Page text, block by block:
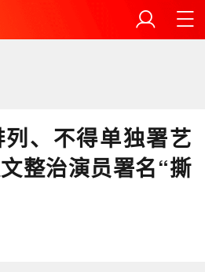
、不得单独署艺
整治演员署名“撕